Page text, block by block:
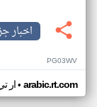
اخبار
PG03WV
ار• arabic.rt.com